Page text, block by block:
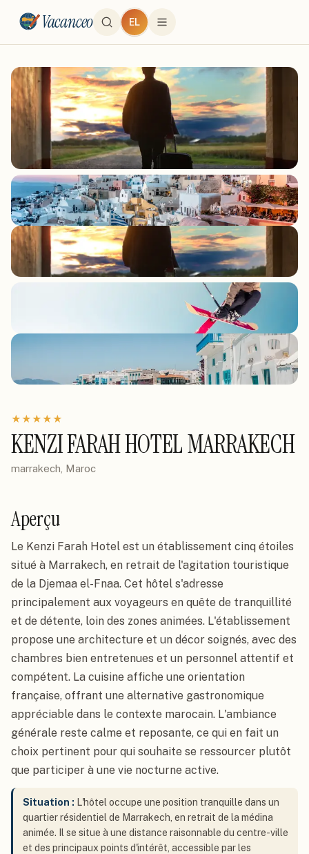
Vacanceo EL
★★★★★
KENZI FARAH HOTEL MARRAKECH
marrakech, Maroc
Aperçu
Le Kenzi Farah Hotel est un établissement cinq étoiles
situé à Marrakech, en retrait de l'agitation touristique
de la Djemaa el-Fnaa. Cet hôtel s'adresse
principalement aux voyageurs en quête de tranquillité
et de détente, loin des zones animées. L'établissement
propose une architecture et un décor soignés, avec des
chambres bien entretenues et un personnel attentif et
compétent. La cuisine affiche une orientation
française, offrant une alternative gastronomique
appréciable dans le contexte marocain. L'ambiance
générale reste calme et reposante, ce qui en fait un
choix pertinent pour qui souhaite se ressourcer plutôt
que participer à une vie nocturne active.
Situation : L'hôtel occupe une position tranquille dans un
quartier résidentiel de Marrakech, en retrait de la médina
animée. Il se situe à une distance raisonnable du centre-ville
et des principaux points d'intérêt, accessible par les